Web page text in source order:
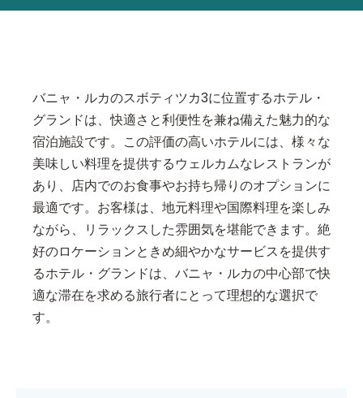
バニャ・ルカのスボティツカ3に位置するホテル・
グランドは、快適さと利便性を兼ね備えた魅力的な
宿泊施設です。この評価の高いホテルには、様々な
美味しい料理を提供するウェルカムなレストランが
あり、店内でのお食事やお持ち帰りのオプションに
最適です。お客様は、地元料理や国際料理を楽しみ
ながら、リラックスした雰囲気を堪能できます。絶
好のロケーションときめ細やかなサービスを提供す
るホテル・グランドは、バニャ・ルカの中心部で快
適な滞在を求める旅行者にとって理想的な選択で
す。